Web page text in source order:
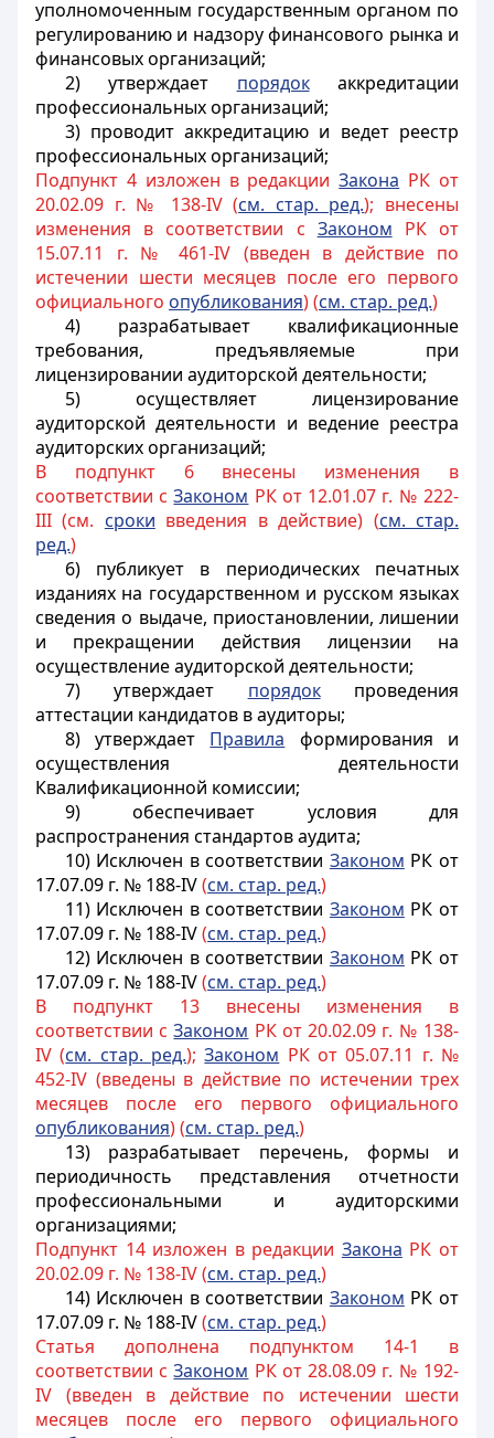
уполномоченным государственным органом по
регулированию и надзору финансового рынка и
финансовых организаций;
2) утверждает порядокаккредитации
профессиональных организаций;
3) проводит аккредитацию и ведет реестр
профессиональных организаций;
Подпункт 4 изложен в редакцииЗакона РК от
20.02.09 г. № 138-IV (см. стар. ред.); внесены
изменения в соответствии с Законом РК от
15.07.11 г. № 461-IV (введен в действие по
истечении шести месяцев после его первого
официального опубликования) (см. стар. ред.)
4) разрабатывает квалификационные
требования, предъявляемые при
лицензировании аудиторской деятельности;
5) осуществляет лицензирование
аудиторской деятельности и ведение реестра
аудиторских организаций;
В подпункт 6 внесены изменения в
соответствии сЗаконом РК от 12.01.07 г. № 222-
III (см. сроки введения в действие) (см. стар.
ред.)
6) публикует в периодических печатных
изданиях на государственном и русском языках
сведения о выдаче, приостановлении, лишении
и прекращении действия лицензии на
осуществление аудиторской деятельности;
7) утверждает порядокпроведения
аттестации кандидатов в аудиторы;
8) утверждает Правила формирования и
осуществления деятельности
Квалификационной комиссии;
9) обеспечивает условия для
распространения стандартов аудита;
10) Исключен в соответствии Законом РК от
17.07.09 г. № 188-IV(см. стар. ред.)
11) Исключен в соответствии Законом РК от
17.07.09 г. № 188-IV(см. стар. ред.)
12) Исключен в соответствии Законом РК от
17.07.09 г. № 188-IV(см. стар. ред.)
В подпункт 13 внесены изменения в
соответствии сЗаконом РК от 20.02.09 г. № 138-
IV (см. стар. ред.);Законом РК от 05.07.11 г. №
452-IV (введены в действие по истечении трех
месяцев после его первого официального
опубликования) (см. стар. ред.)
13) разрабатывает перечень, формы и
периодичность представления отчетности
профессиональными и аудиторскими
организациями;
Подпункт 14 изложен в редакции Закона РК от
20.02.09 г. № 138-IV (см. стар. ред.)
14) Исключен в соответствии Законом РК от
17.07.09 г. № 188-IV(см. стар. ред.)
Статья дополнена подпунктом 14-1 в
соответствии сЗаконом РК от 28.08.09 г. № 192-
IV (введен в действие по истечении шести
месяцев после его первого официального